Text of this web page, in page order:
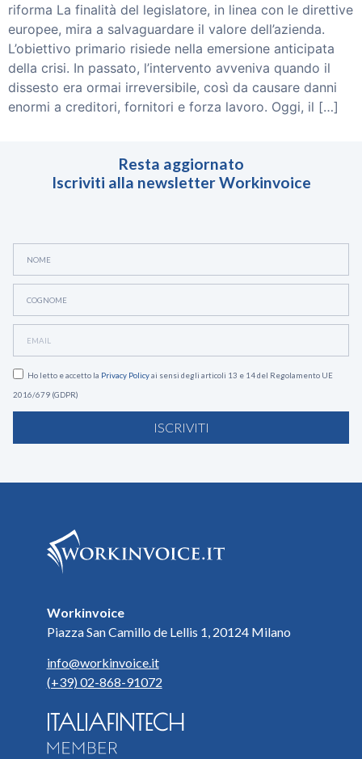
ACCEDI
riforma La finalità del legislatore, in linea con le direttive
europee, mira a salvaguardare il valore dell’azienda.
L’obiettivo primario risiede nella emersione anticipata
della crisi. In passato, l’intervento avveniva quando il
dissesto era ormai irreversibile, così da causare danni
enormi a creditori, fornitori e forza lavoro. Oggi, il […]
Resta aggiornato
Iscriviti alla newsletter Workinvoice
Ho letto e accetto la Privacy Policyai sensi degli articoli 13 e 14 del Regolamento UE
2016/679 (GDPR)
ISCRIVITI
Workinvoice
Piazza San Camillo de Lellis 1, 20124 Milano
info@workinvoice.it
(+39) 02-868-91072